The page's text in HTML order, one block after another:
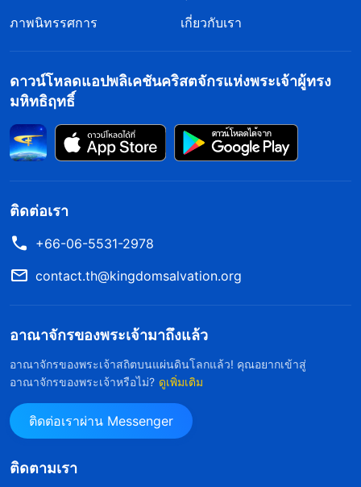
ไปห้าโลกว่าแล้ว ลูกทั้งกินยาและฉีดยาอยู่เรื่อย แล้วยัง
การชุมนุม? แบบนี้ลูกยังจะเข้าใจความจริงและได้รับ
ข้างเตียง ดวงตาของแม่เต็มไปด้วยความสงสารและ
“แม่คะ หนูรู้ว่างานนี้ยุ่งมากและทำให้ไม่มีเวลาเข้าร่วม
การชุมนุม แต่ว่า…” ยังไม่ทันพูดจบอันหรานก็เริ่มเจ็บ
คอ
แม่ของเธอหันไปหยิบน้ำมาให้ดื่ม หลังจากแม่ออกไป
แล้ว อันหรานก็หวนคิดถึงปีที่ผ่านมา การแข่งขันอย่าง
เปิดเผยและศึกในที่ลับระหว่างเพื่อนร่วมงาน การ
ทำงานดึกดื่นบ่อยๆ และความกดดันจากงาน ทำให้อัน
หรานต้องทนทุกข์จากการนอนไม่หลับ แม้กระทั่งตอน
หลับไปแล้วก็ยังถูกฝันร้ายตามหลอกหลอน ระบบ
ภูมิคุ้มกันของเธอเริ่มอ่อนแอลงกว่าปกติ และเธอต้อง
ภาพนิทรรศการ
เกี่ยวกับเรา
ดาวน์โหลดแอปพลิเคชันคริสตจักรแห่งพระเจ้าผู้ทรง
มหิทธิฤทธิ์
ติดต่อเรา
+66-06-5531-2978
contact.th@kingdomsalvation.org
อาณาจักรของพระเจ้ามาถึงแล้ว
อาณาจักรของพระเจ้าสถิตบนแผ่นดินโลกแล้ว! คุณอยากเข้าสู่
อาณาจักรของพระเจ้าหรือไม่? ดูเพิ่มเติม
ติดต่อเราผ่าน Messenger
ติดตามเรา